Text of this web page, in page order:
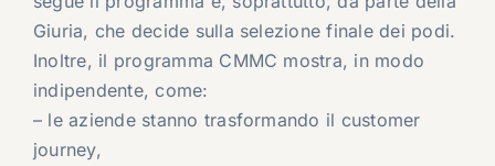
Giuria, che decide sulla selezione finale dei podi.
Inoltre, il programma CMMC mostra, in modo
indipendente, come:
– le aziende stanno trasformando il customer
journey,